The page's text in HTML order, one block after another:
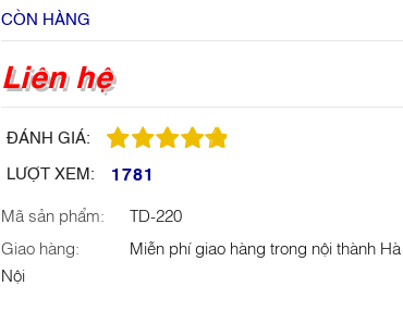
CÒN HÀNG
Liên hệ
ĐÁNH GIÁ:
LƯỢT XEM:
1781
Mã sản phẩm:
TD-220
Giao hàng:
Miễn phí giao hàng trong nội thành Hà
Nội